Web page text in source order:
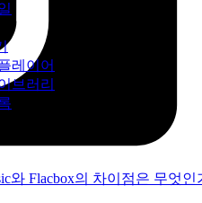
레이어
브러리
와 Flacbox의 차이점은 무엇인